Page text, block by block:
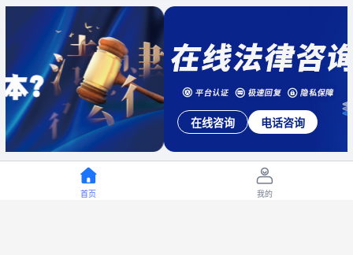
由】 侵害外观设计专利权纠纷 【案号索
引】 再审：最高人民法院(2019)最高法
在线咨询
首页 我的